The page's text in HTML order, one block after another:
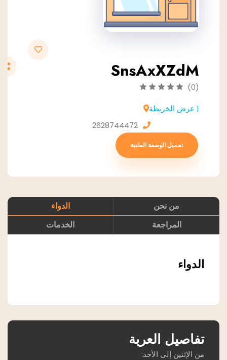
SnsAxXZdM
(0)
| عرض الخريطة
2628744472
تحميل الوصفة الطبية
الدواء
من نحن
الخدمات
المراجعة
الدواء
تفاصيل العربة
من الإثنين إلى الأحد: